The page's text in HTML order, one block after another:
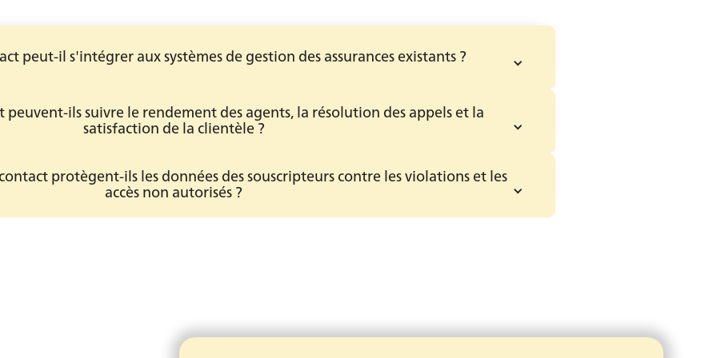
peut-il s'intégrer aux systèmes de gestion des assurances existants ?
peuvent-ils suivre le rendement des agents, la résolution des appels et la
satisfaction de la clientèle ?
protègent-ils les données des souscripteurs contre les violations et les
accès non autorisés ?